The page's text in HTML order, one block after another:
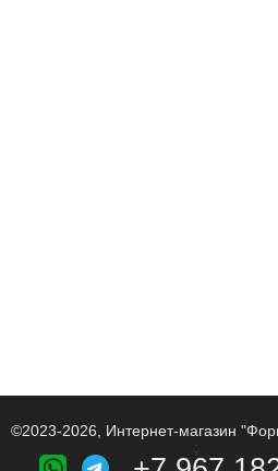
©2023-2026, Интернет-магазин
;